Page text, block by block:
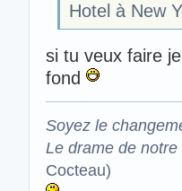
Hotel à New
si tu veux faire
fond
Soyez le
Le drame de
Cocteau)